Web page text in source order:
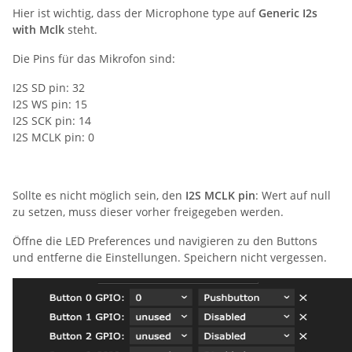
Hier ist wichtig, dass der Microphone type aufGeneric I2s
with Mclk steht.
Die Pins für das Mikrofon sind:
I2S SD pin: 32
I2S WS pin: 15
I2S SCK pin: 14
I2S MCLK pin: 0
Sollte es nicht möglich sein, den I2S MCLK pin: Wert auf null
zu setzen, muss dieser vorher freigegeben werden.
Öffne die LED Preferences und navigieren zu den Buttons
und entferne die Einstellungen. Speichern nicht vergessen.